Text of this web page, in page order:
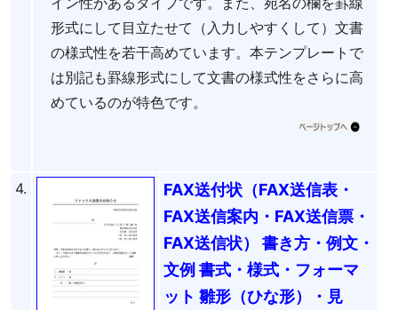
形式にして目立たせて（入力しやすくして）文書
の様式性を若干高めています。本テンプレートで
は別記も罫線形式にして文書の様式性をさらに高
めているのが特色です。
4.
FAX送付状（FAX送信表・
FAX送信案内・FAX送信票・
FAX送信状） 書き方・例文・
文例 書式・様式・フォーマ
ット 雛形（ひな形）・見